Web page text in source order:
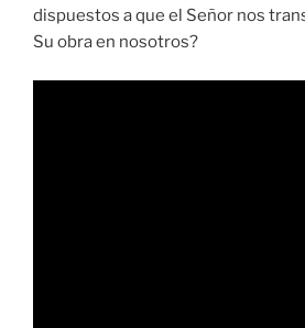
dispuestos a que el Señor nos
Su obra en nosotros?